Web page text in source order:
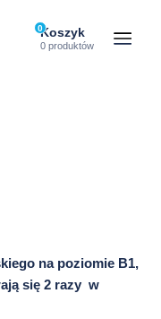
0KoszykIlość
0 produktów
Otwórz
na poziomie B1,
się 2 razy w